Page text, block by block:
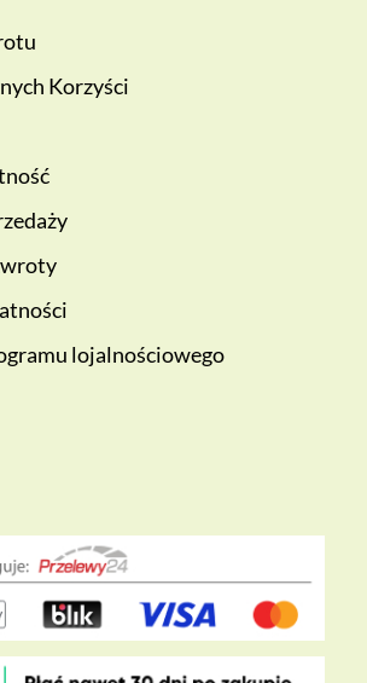
Korzyści
lojalnościowego